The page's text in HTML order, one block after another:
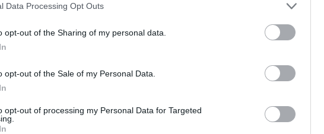
Data Processing Opt Outs
opt-out of the Sharing of my personal data.
opt-out of the Sale of my Personal Data.
opt-out of processing my Personal Data for Targeted
έφεραν πολλούς καινούργιους παίκτες και επί της ουσίας
να στηριχθούν για τις θέσεις των βασικών, αλλά και για το
η λίστα των απουσιών όλο και μεγαλώνει...